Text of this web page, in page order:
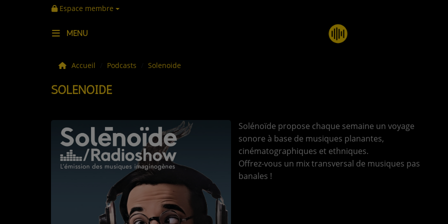
Espace membre
MENU
LA MUSIQUE
C'ÉTAIT QUOI CE TITRE ?
LES WEBRADIOS
LA GRILLE DES PROGRAMMES
Accueil Podcasts Solenoide
SOLENOIDE
Solénoïde propose chaque semaine un voyage
sonore à base de musiques planantes,
cinématographiques et ethniques.
Offrez-vous un mix transversal de musiques pas
banales !